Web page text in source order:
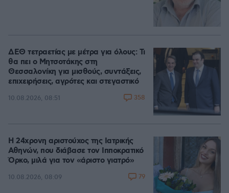
ΔΕΘ τετραετίας με μέτρα για όλους: Τι
θα πει ο Μητσοτάκης στη
Θεσσαλονίκη για μισθούς, συντάξεις,
επιχειρήσεις, αγρότες και στεγαστικό
10.08.2026, 08:51 358
Η 24χρονη αριστούχος της Ιατρικής
Αθηνών, που διάβασε τον Ιπποκρατικό
Όρκο, μιλά για τον «άριστο γιατρό»
10.08.2026, 08:09 79